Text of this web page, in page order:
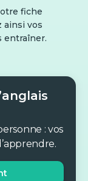
fiche
ainsi vos
entraîner.
: vos